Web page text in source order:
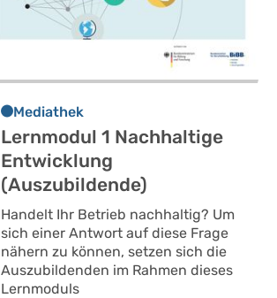
Mediathek
Lernmodul 1 Nachhaltige
Entwicklung
(Auszubildende)
Handelt Ihr Betrieb nachhaltig? Um
sich einer Antwort auf diese Frage
nähern zu können, setzen sich die
Auszubildenden im Rahmen dieses
Lernmoduls